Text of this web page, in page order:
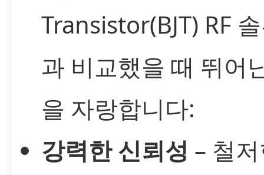
Transistor(BJT) RF
과 비교했을 때 뛰어
을 자랑합니다:
강력한 신뢰성 – 철